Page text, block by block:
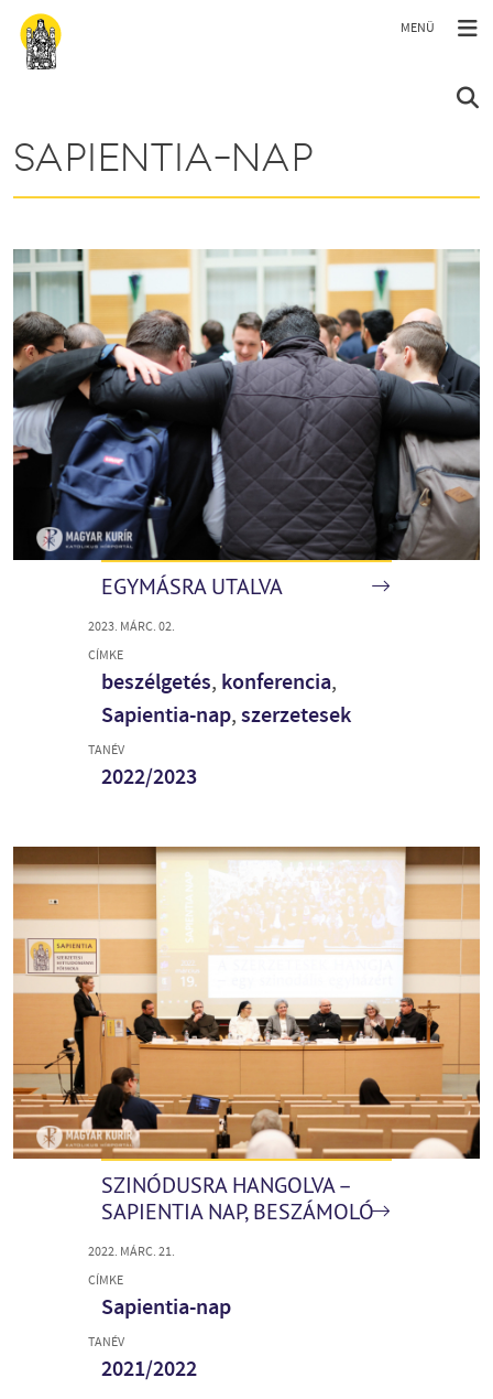
Ugrás a tartalomra
SAPIENTIA-NAP
EGYMÁSRA UTALVA
2023. MÁRC. 02.
CÍMKE
beszélgetés, konferencia,
Sapientia-nap,szerzetesek
TANÉV
2022/2023
SZINÓDUSRA HANGOLVA –
SAPIENTIA NAP, BESZÁMOLÓ
2022. MÁRC. 21.
CÍMKE
Sapientia-nap
TANÉV
2021/2022